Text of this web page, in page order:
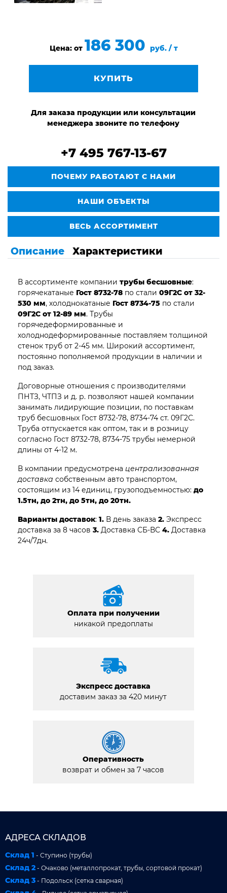
Цена: от 186 300 руб. / т
КУПИТЬ
Для заказа продукции или консультации
менеджера звоните по телефону
+7 495 767-13-67
ПОЧЕМУ РАБОТАЮТ С НАМИ
НАШИ ОБЪЕКТЫ
ВЕСЬ АССОРТИМЕНТ
Описание Характеристики
В ассортименте компании трубы бесшовные:
горячекатаные Гост 8732-78 по стали 09Г2С от 32-
530 мм, холоднокатаные Гост 8734-75 по стали
09Г2С от 12-89 мм. Трубы
горячедеформированные и
холоднодеформированные поставляем толщиной
стенок труб от 2-45 мм. Широкий ассортимент,
постоянно пополняемой продукции в наличии и
под заказ.
Договорные отношения с производителями
ПНТЗ, ЧТПЗ и д. р. позволяют нашей компании
занимать лидирующие позиции, по поставкам
труб бесшовных Гост 8732-78, 8734-74 ст. 09Г2С.
Труба отпускается как оптом, так и в розницу
согласно Гост 8732-78, 8734-75 трубы немерной
длины от 4-12 м.
В компании предусмотрена централизованная
доставка собственным авто транспортом,
состоящим из 14 единиц, грузоподъемностью: до
1.5тн, до 2тн, до 5тн, до 20тн.
Варианты доставок: 1. В день заказа 2. Экспресс
доставка за 8 часов 3. Доставка СБ-ВС 4. Доставка
24ч/7дн.
Оплата при получении
никакой предоплаты
Экспресс доставка
доставим заказ за 420 минут
Оперативность
возврат и обмен за 7 часов
АДРЕСА СКЛАДОВ
Склад 1 - Ступино (трубы)
Склад 2 - Очаково (металлопрокат, трубы, сортовой прокат)
Склад 3 - Подольск (сетка сварная)